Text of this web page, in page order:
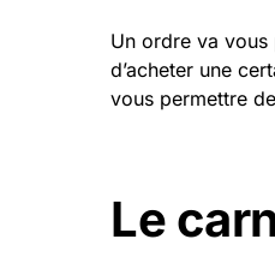
Un ordre va vous
d’acheter une
vous permettre
Le